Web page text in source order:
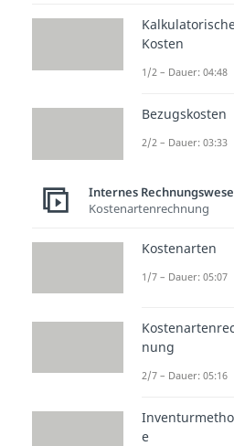
nämlich
verteilen, an
sind (
Arten
Kosten
1/2 – Dauer: 04:48
Bezugskosten
2/2 – Dauer: 03:33
Internes
Kostenartenrechnung
Kostenarten
1/7 – Dauer: 05:07
nung
2/7 – Dauer: 05:16
e